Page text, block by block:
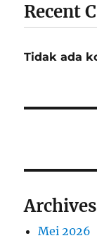
Recent
Tidak ada
Archives
Mei 2026